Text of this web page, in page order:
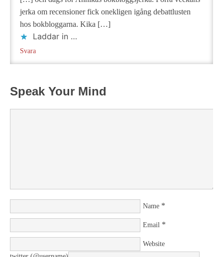
jerka om recensioner fick onekligen igång debattlusten
hos bokbloggarna. Kika […]
Laddar in …
Svara
Speak Your Mind
Name *
Email *
Website